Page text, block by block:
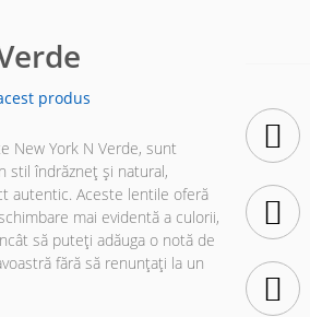
produs
New York N Verde, sunt
stil îndrăzneț și natural,
autentic. Aceste lentile oferă
mai evidentă a culorii,
să puteți adăuga o notă de
fără să renunțați la un